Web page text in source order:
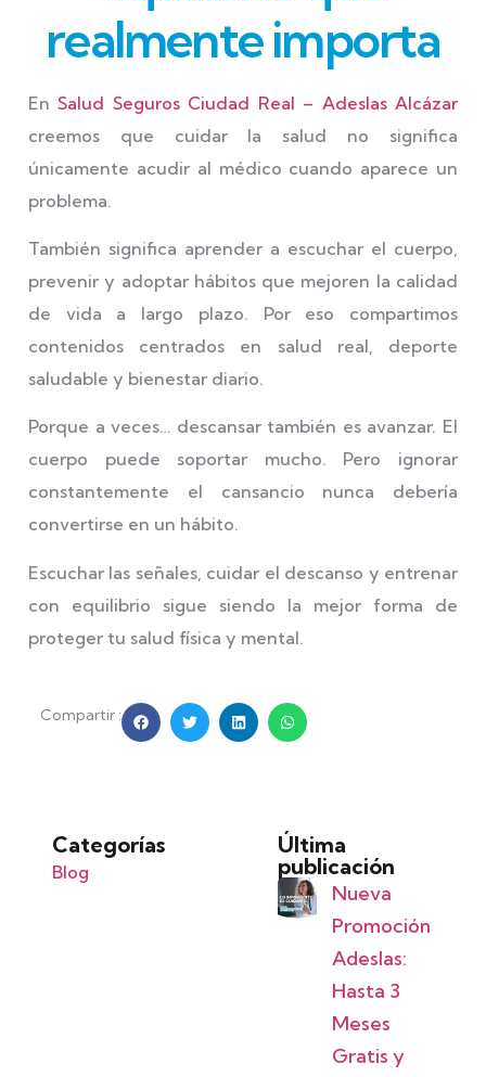
realmente importa
EnSalud Seguros Ciudad Real – Adeslas Alcázar
creemos que cuidar la salud no significa
únicamente acudir al médico cuando aparece un
problema.
También significa aprender a escuchar el cuerpo,
prevenir y adoptar hábitos que mejoren la calidad
de vida a largo plazo. Por eso compartimos
contenidos centrados en salud real, deporte
saludable y bienestar diario.
Porque a veces… descansar también es avanzar. El
cuerpo puede soportar mucho. Pero ignorar
constantemente el cansancio nunca debería
convertirse en un hábito.
Escuchar las señales, cuidar el descanso y entrenar
con equilibrio sigue siendo la mejor forma de
proteger tu salud física y mental.
Compartir :
Categorías
Blog
Última
publicación
Nueva
Promoción
Adeslas:
Hasta 3
Meses
Gratis y